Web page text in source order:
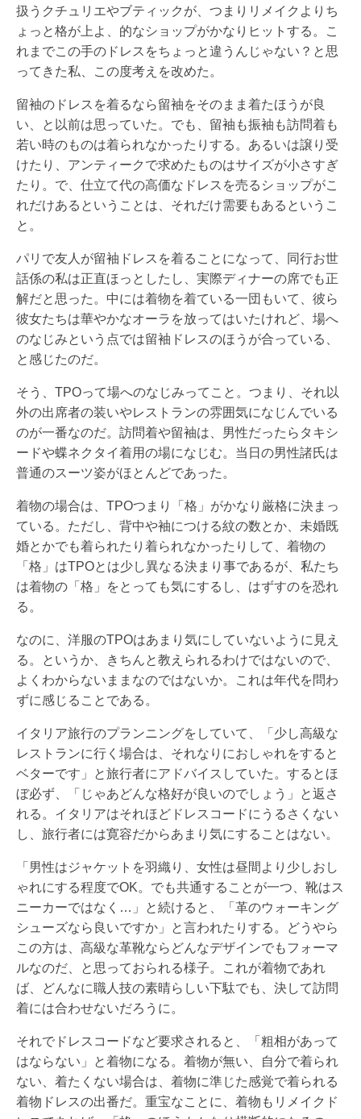
扱うクチュリエやブティックが、つまりリメイクよりち
ょっと格が上よ、的なショップがかなりヒットする。こ
れまでこの手のドレスをちょっと違うんじゃない？と思
ってきた私、この度考えを改めた。
留袖のドレスを着るなら留袖をそのまま着たほうが良
い、と以前は思っていた。でも、留袖も振袖も訪問着も
若い時のものは着られなかったりする。あるいは譲り受
けたり、アンティークで求めたものはサイズが小さすぎ
たり。で、仕立て代の高価なドレスを売るショップがこ
れだけあるということは、それだけ需要もあるというこ
と。
パリで友人が留袖ドレスを着ることになって、同行お世
話係の私は正直ほっとしたし、実際ディナーの席でも正
解だと思った。中には着物を着ている一団もいて、彼ら
彼女たちは華やかなオーラを放ってはいたけれど、場へ
のなじみという点では留袖ドレスのほうが合っている、
と感じたのだ。
そう、TPOって場へのなじみってこと。つまり、それ以
外の出席者の装いやレストランの雰囲気になじんでいる
のが一番なのだ。訪問着や留袖は、男性だったらタキシ
ードや蝶ネクタイ着用の場になじむ。当日の男性諸氏は
普通のスーツ姿がほとんどであった。
着物の場合は、TPOつまり「格」がかなり厳格に決まっ
ている。ただし、背中や袖につける紋の数とか、未婚既
婚とかでも着られたり着られなかったりして、着物の
「格」はTPOとは少し異なる決まり事であるが、私たち
は着物の「格」をとっても気にするし、はずすのを恐れ
る。
なのに、洋服のTPOはあまり気にしていないように見え
る。というか、きちんと教えられるわけではないので、
よくわからないままなのではないか。これは年代を問わ
ずに感じることである。
イタリア旅行のプランニングをしていて、「少し高級な
レストランに行く場合は、それなりにおしゃれをすると
ベターです」と旅行者にアドバイスしていた。するとほ
ぼ必ず、「じゃあどんな格好が良いのでしょう」と返さ
れる。イタリアはそれほどドレスコードにうるさくない
し、旅行者には寛容だからあまり気にすることはない。
「男性はジャケットを羽織り、女性は昼間より少しおし
ゃれにする程度でOK。でも共通することが一つ、靴はス
ニーカーではなく…」と続けると、「革のウォーキング
シューズなら良いですか」と言われたりする。どうやら
この方は、高級な革靴ならどんなデザインでもフォーマ
ルなのだ、と思っておられる様子。これが着物であれ
ば、どんなに職人技の素晴らしい下駄でも、決して訪問
着には合わせないだろうに。
それでドレスコードなど要求されると、「粗相があって
はならない」と着物になる。着物が無い、自分で着られ
ない、着たくない場合は、着物に準じた感覚で着られる
着物ドレスの出番だ。重宝なことに、着物もリメイクド